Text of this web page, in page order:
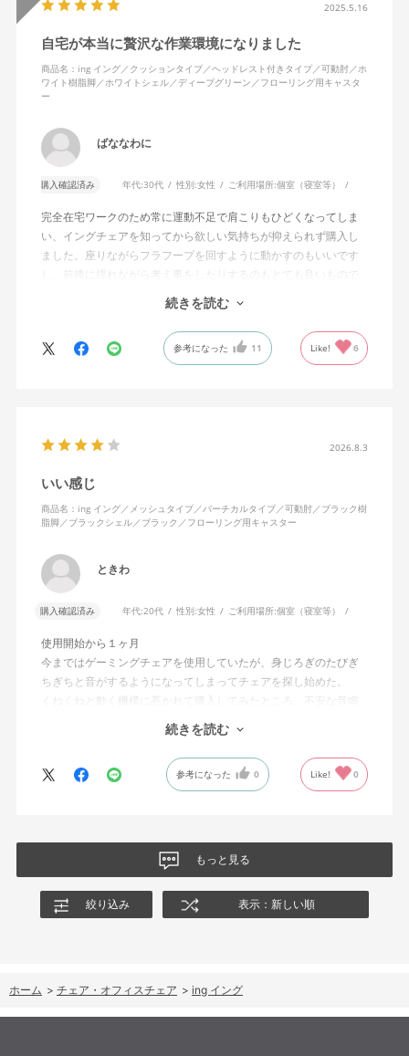
2025.5.16
自宅が本当に贅沢な作業環境になりました
商品名：ing イング／クッションタイプ／ヘッドレスト付きタイプ／可動肘／ホ
ワイト樹脂脚／ホワイトシェル／ディープグリーン／フローリング用キャスタ
ー
ばななわに
購入確認済み 年代:30代 性別:女性 ご利用場所:個室（寝室等）
完全在宅ワークのため常に運動不足で肩こりもひどくなってしま
い、イングチェアを知ってから欲しい気持ちが抑えられず購入し
ました。座りながらフラフープを回すように動かすのもいいです
し、前後に揺れながら考え事をしたりするのもとても良いもので
す。カチャカチャ音が鳴るわけではないのですが、オフィスで揺
れてばっかだと怒られそうですが、自宅なら何も気にせずに使え
特に前後に揺らす時にヘッドレストありで購入して良かったと思
えます。揺れを止める機能もちゃんとあります。
続きを読む
参考になった 11 Like! 6
2026.8.3
いい感じ
商品名：ing イング／メッシュタイプ／バーチカルタイプ／可動肘／ブラック樹
脂脚／ブラックシェル／ブラック／フローリング用キャスター
ときわ
購入確認済み 年代:20代 性別:女性 ご利用場所:個室（寝室等）
使用開始から１ヶ月
今まではゲーミングチェアを使用していたが、身じろぎのたびぎ
ちぎちと音がするようになってしまってチェアを探し始めた。
くねくねと動く機構に惹かれて購入してみたところ、不安な音鳴
りは無くなった！但し座る時と立つ時はカッチョンと音がする。
これは座っていない時に椅子が倒れないように立ち上がると水平
に保つ機構があるようだ。
絵を描くのと、ゲームをするためのデスクで使用しているためお
尻についてくるフレキシブルな座面が嬉しい。
続きを読む
参考になった 0 Like! 0
もっと見る
絞り込み 表示：新しい順
ホーム > チェア・オフィスチェア > ing イング